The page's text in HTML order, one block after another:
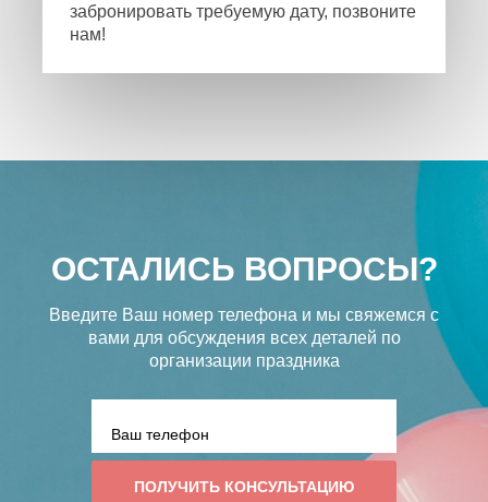
забронировать требуемую дату, позвоните
нам!
ОСТАЛИСЬ ВОПРОСЫ?
Введите Ваш номер телефона и мы свяжемся с
вами для обсуждения всех деталей по
организации праздника